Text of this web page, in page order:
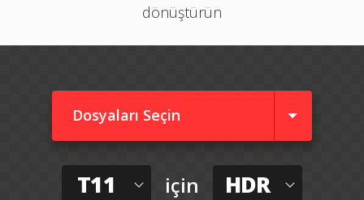
dönüştürün
Dosyaları Seçin
T11 için HDR